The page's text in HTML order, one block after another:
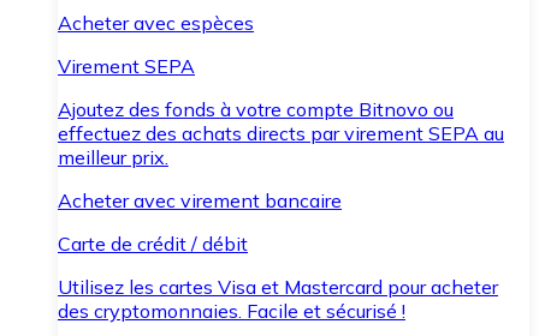
Acheter avec espèces
Virement SEPA
Ajoutez des fonds à votre compte Bitnovo ou
effectuez des achats directs par virement SEPA au
meilleur prix.
Acheter avec virement bancaire
Carte de crédit / débit
Utilisez les cartes Visa et Mastercard pour acheter
des cryptomonnaies. Facile et sécurisé !